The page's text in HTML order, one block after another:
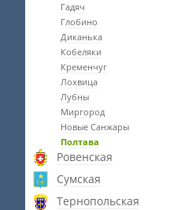
Гадяч
Глобино
Диканька
Кобеляки
Кременчуг
Лохвица
Лубны
Миргород
Новые Санжары
Полтава
Ровенская
Сумская
Тернопольская